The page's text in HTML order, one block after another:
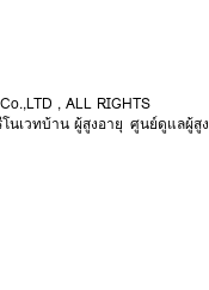
, ALL RIGHTS
นเวทบ้าน ผู้สูงอายุ ศูนย์ดูแลผู้สูง